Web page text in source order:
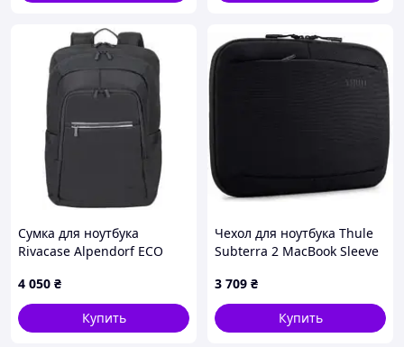
Сумка для ноутбука
Rivacase Alpendorf ECO
(RC7569_BK)
4 050 ₴
Купить
Чехол для ноутбука Thule
Subterra 2 MacBook Sleeve
3 709 ₴
Купить